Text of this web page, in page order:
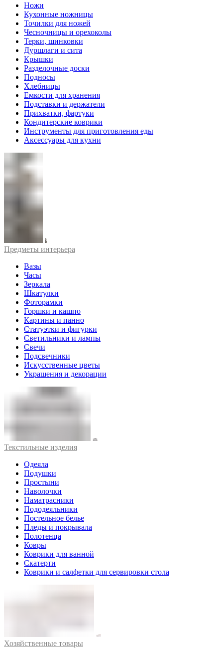
Ножи
Кухонные ножницы
Точилки для ножей
Чесночницы и орехоколы
Терки, шинковки
Дуршлаги и сита
Крышки
Разделочные доски
Подносы
Хлебницы
Емкости для хранения
Подставки и держатели
Прихватки, фартуки
Кондитерские коврики
Инструменты для приготовления еды
Аксессуары для кухни
Предметы интерьера
Вазы
Часы
Зеркала
Шкатулки
Фоторамки
Горшки и кашпо
Картины и панно
Статуэтки и фигурки
Светильники и лампы
Свечи
Подсвечники
Искусственные цветы
Украшения и декорации
Текстильные изделия
Одеяла
Подушки
Простыни
Наволочки
Наматрасники
Пододеяльники
Постельное белье
Пледы и покрывала
Полотенца
Ковры
Коврики для ванной
Скатерти
Коврики и салфетки для сервировки стола
Хозяйственные товары